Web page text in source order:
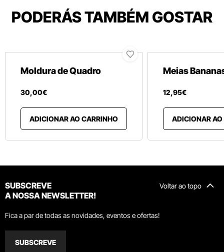
PODERÁS TAMBÉM GOSTAR
Moldura de Quadro
30,00€
ADICIONAR AO CARRINHO
Meias
12,95€
ADICIONAR
Voltar ao topo
SUBSCREVE
A NOSSA NEWSLETTER!
Fica a par de todas as novidades, eventos e ofertas!
SUBSCREVE